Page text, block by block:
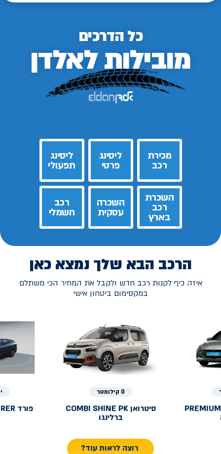
כל הדרכים
מובילות לאלדן
מכירת
רכב
ליסינג
פרטי
ליסינג
תפעולי
השכרת
רכב
בארץ
השכרה
עסקית
רכב
חשמלי
הרכב הבא שלך נמצא כאן
איזה כיף לקנות רכב חדש ולקבל את המחיר הכי משתלם
במקסימום ביטחון אישי
0 קילומטר
סיטרואן COMBI SHINE PK
ברלינגו
פורד
רוצה לראות עוד?